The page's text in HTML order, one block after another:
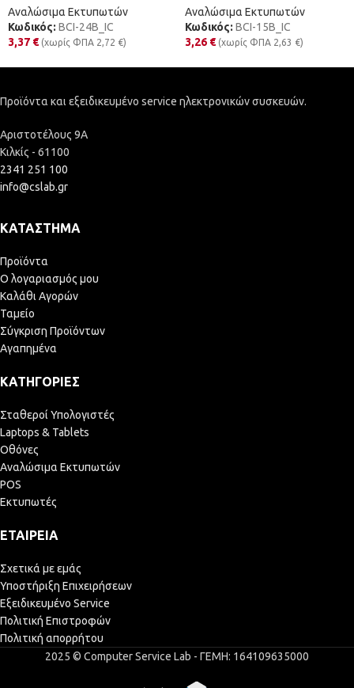
Αναλώσιμα Εκτυπωτών
Κωδικός: BCI-24B_IC
3,37 € (χωρίς ΦΠΑ 2,72 €)
Αναλώσιμα Εκτυπωτών
Κωδικός: BCI-15B_IC
3,26 € (χωρίς ΦΠΑ 2,63 €)
Προϊόντα και εξειδικευμένο service ηλεκτρονικών συσκευών.
Αριστοτέλους 9Α
Κιλκίς - 61100
2341 251 100
info@cslab.gr
ΚΑΤΆΣΤΗΜΑ
Προϊόντα
Ο λογαριασμός μου
Καλάθι Αγορών
Ταμείο
Σύγκριση Προϊόντων
Αγαπημένα
ΚΑΤΗΓΟΡΊΕΣ
Σταθεροί Υπολογιστές
Laptops & Tablets
Οθόνες
Αναλώσιμα Εκτυπωτών
POS
Εκτυπωτές
ΕΤΑΙΡΕΊΑ
Σχετικά με εμάς
Υποστήριξη Επιχειρήσεων
Εξειδικευμένο Service
Πολιτική Επιστροφών
Πολιτική απορρήτου
2025 © Computer Service Lab - ΓΕΜΗ: 164109635000